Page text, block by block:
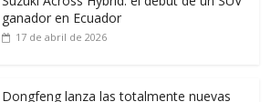
ganador en Ecuador
17 de abril de 2026
Dongfeng lanza las totalmente nuevas